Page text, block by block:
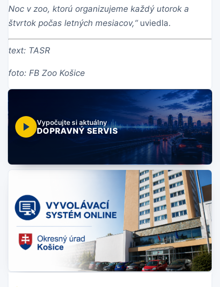
Noc v zoo, ktorú organizujeme každý utorok a
štvrtok počas letných mesiacov,“ uviedla.
text: TASR
foto: FB Zoo Košice
Vypočujte si aktuálny
DOPRAVNÝ SERVIS